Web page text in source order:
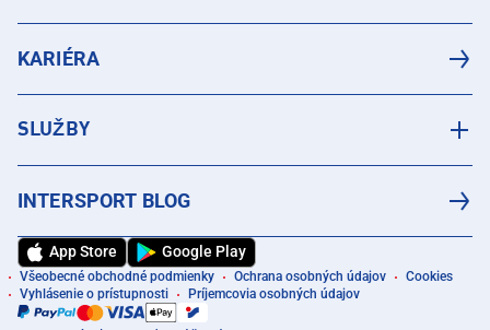
KARIÉRA
SLUŽBY
INTERSPORT BLOG
App Store Google Play
Všeobecné obchodné podmienky Ochrana osobných údajov
Cookies
Vyhlásenie o prístupnosti
Príjemcovia osobných údajov